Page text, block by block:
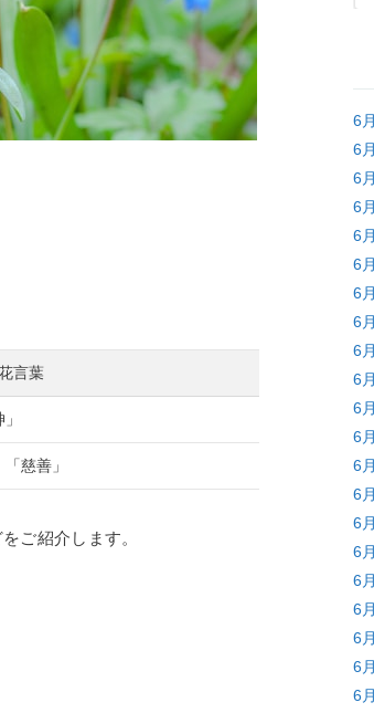
言葉
慈善」
ご紹介します。
6
6
6
6
6
6
6
6
6
6
6
6
6
6
6
6
6
6
6
6
6